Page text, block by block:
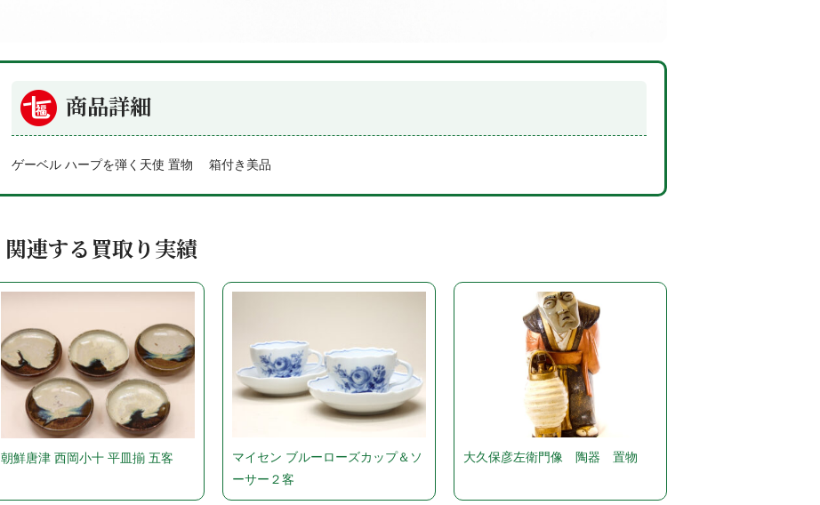
商品詳細
ゲーベル ハープを弾く天使 置物 箱付き美品
関連する買取り実績
朝鮮唐津 西岡小十 平皿揃 五客
マイセン ブルーローズカップ＆ソ
ーサー２客
大久保彦左衛門像 陶器 置物